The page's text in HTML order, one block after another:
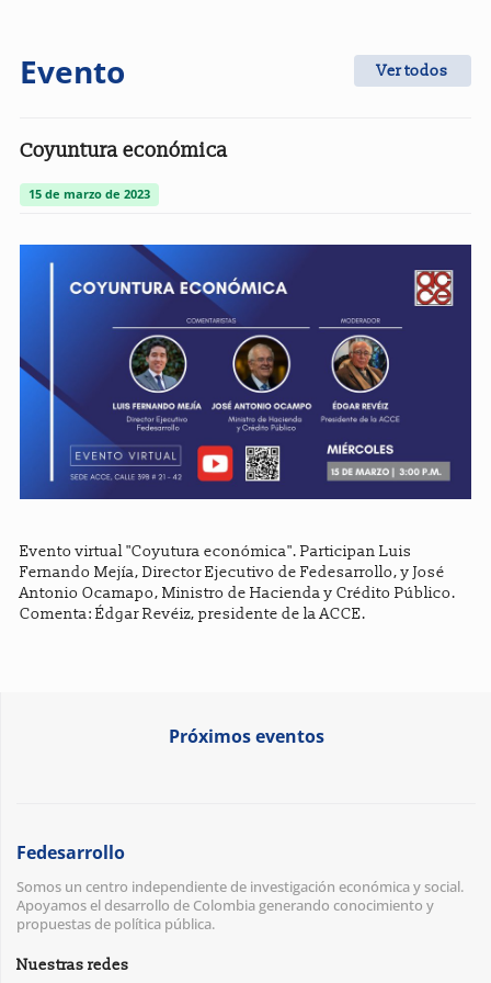
Evento Ver todos
Coyuntura económica
15 de marzo de 2023
Evento virtual "Coyutura económica". Participan Luis
Fernando Mejía, Director Ejecutivo de Fedesarrollo, y José
Antonio Ocamapo, Ministro de Hacienda y Crédito Público.
Comenta: Édgar Revéiz, presidente de la ACCE.
Próximos eventos
Fedesarrollo
Somos un centro independiente de investigación económica y social.
Apoyamos el desarrollo de Colombia generando conocimiento y
propuestas de política pública.
Nuestras redes